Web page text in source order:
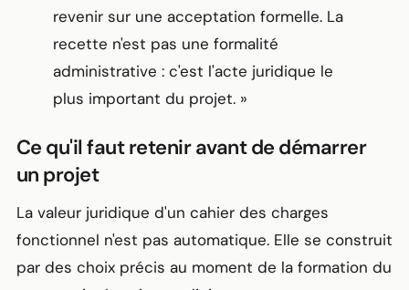
revenir sur une acceptation formelle. La
recette n'est pas une formalité
administrative : c'est l'acte juridique le
plus important du projet. »
Ce qu'il faut retenir avant de démarrer
un projet
La valeur juridique d'un cahier des charges
fonctionnel n'est pas automatique. Elle se construit
par des choix précis au moment de la formation du